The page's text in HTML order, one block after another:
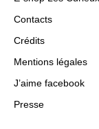
Contacts
Crédits
Mentions légales
J’aime facebook
Presse